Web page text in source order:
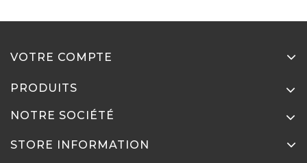
VOTRE COMPTE
PRODUITS
NOTRE SOCIÉTÉ
STORE INFORMATION